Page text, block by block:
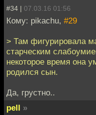
#34 | 07.03.16 01:56
Кому: pikachu, #29
> Там фигурировала
старческим
некоторое время она
родился сын.
Да, грустно..
pell »